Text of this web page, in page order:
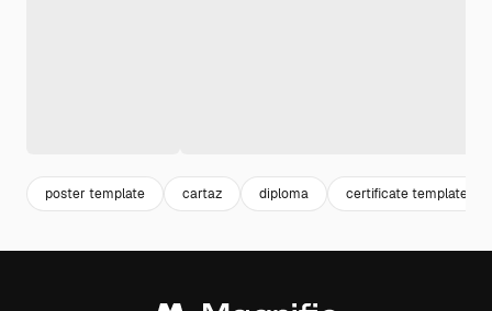
poster template cartaz diploma certificate template